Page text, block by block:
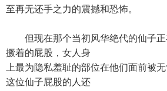
至再无还手之力的震撼和恐怖。
但现在那个当初风华绝代的仙子正
撅着的屁股，女人身
上最为隐私羞耻的部位在他们面前被
这位仙子屁股的人还